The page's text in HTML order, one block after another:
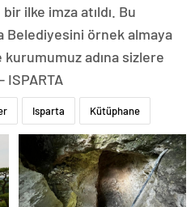
bir ilke imza atıldı. Bu
örnek almaya
adına sizlere
ISPARTA
Isparta Kütüphane